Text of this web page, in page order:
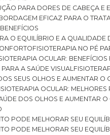
PARA DORES DE CABEÇA E
EFICAZ PARA O
O EQUILÍBRIO E A QUALIDADE
FISIOTERAPIA NO PÉ
OCULAR: BENEFÍCIOS
PARA A SAÚDE VISUAL
SEUS OLHOS E AUMENTAR O
FISIOTERAPIA OCULAR:
DOS OLHOS E AUMENTAR
PODE MELHORAR SEU
PODE MELHORAR SEU